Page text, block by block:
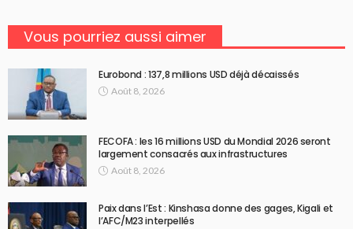
Vous pourriez aussi aimer
Eurobond : 137,8 millions USD déjà décaissés
Août 8, 2026
FECOFA : les 16 millions USD du Mondial 2026 seront
largement consacrés aux infrastructures
Août 8, 2026
Paix dans l’Est : Kinshasa donne des gages, Kigali et
l’AFC/M23 interpellés